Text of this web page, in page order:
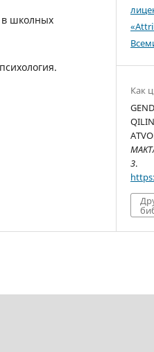
школных
Как
3.